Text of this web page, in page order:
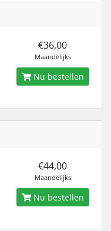
€36,00
Maandelijks
Nu bestellen
€44,00
Maandelijks
Nu bestellen